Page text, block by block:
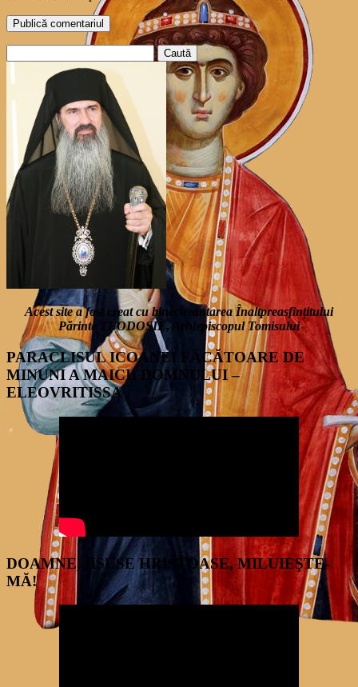
după:
Acest site a fost creat cu binecuvântarea Înaltpreasfințitului
Părinte TEODOSIE, Arhiepiscopul Tomisului
PARACLISUL ICOANEI FĂCĂTOARE DE
MINUNI A MAICII DOMNULUI –
ELEOVRITISSA
DOAMNE, IISUSE HRISTOASE, MILUIEŞTE-
MĂ!